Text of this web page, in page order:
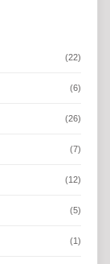
(22)
(6)
(26)
(7)
(12)
(5)
(1)